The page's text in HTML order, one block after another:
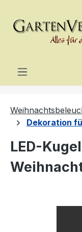
Dekoration
LED-